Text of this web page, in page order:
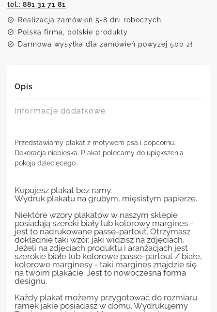
tel.: 881 31 71 81
Realizacja zamówień 5-8 dni roboczych
Polska firma, polskie produkty
Darmowa wysyłka dla zamówień powyżej 500 zł
Opis
Informacje dodatkowe
Przedstawiamy plakat z motywem psa i popcornu.
Dekoracja niebieska. Plakat polecamy do upiększenia
pokoju dziecięcego.
Kupujesz plakat bez ramy.
Wydruk plakatu na grubym, mięsistym papierze.
Niektóre wzory plakatów w naszym sklepie
posiadają szeroki biały lub kolorowy margines -
jest to nadrukowane passe-partout. Otrzymasz
dokładnie taki wzór, jaki widzisz na zdjęciach.
Jeżeli na zdjęciach produktu i aranżacjach jest
szerokie białe lub kolorowe passe-partout / białe,
kolorowe marginesy - taki margines znajdzie się
na twoim plakacie. Jest to nowoczesna forma
designu.
Każdy plakat możemy przygotować do rozmiaru
ramek jakie posiadasz w domu. Wydrukujemy